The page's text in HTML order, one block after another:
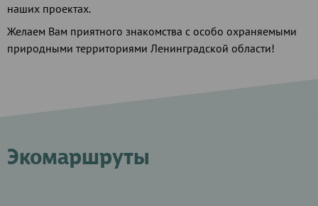
наших проектах.
Желаем Вам приятного знакомства с особо охраняемыми
природными территориями Ленинградской области!
Экомаршруты